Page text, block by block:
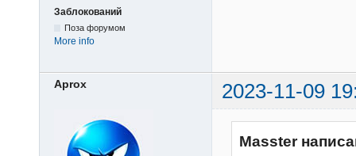
Заблокований
Поза форумом
More info
Aprox 2023-11-09
Masster